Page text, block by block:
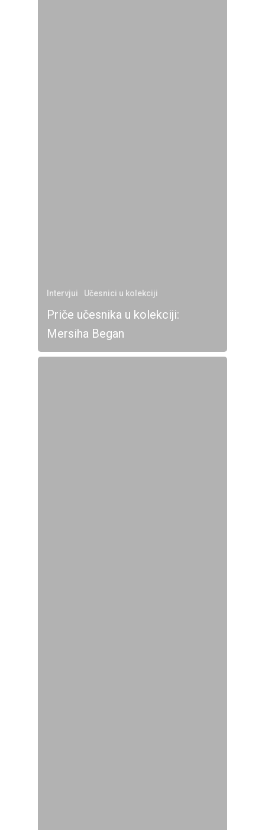
Intervjui Učesnici u kolekciji
Priče učesnika u kolekciji:
Mersiha Began